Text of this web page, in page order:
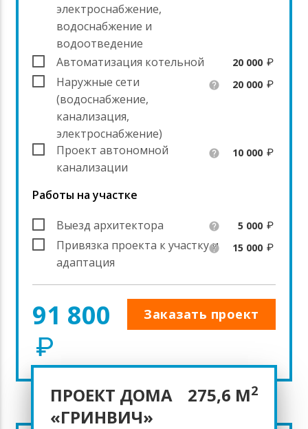
электроснабжение,
водоснабжение и
водоотведение
Автоматизация котельной 20 000
Наружные сети
(водоснабжение,
канализация,
электроснабжение)
help 20 000
Проект автономной
канализации
help 10 000
Работы на участке
Выезд архитектора
help 5 000
Привязка проекта к участку и
адаптация
help 15 000
Заказать проект
91 800
275,6 М2
ПРОЕКТ ДОМА
«ГРИНВИЧ»